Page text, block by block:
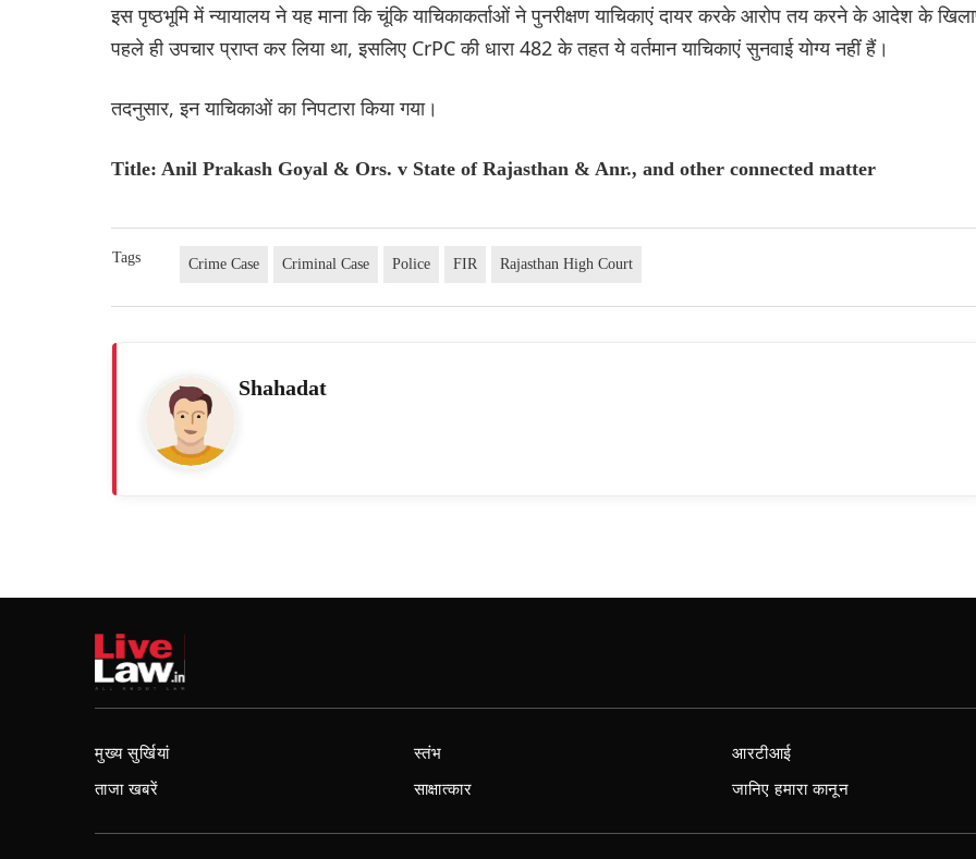
इस पृष्ठभूमि में न्यायालय ने यह माना कि चूंकि याचिकाकर्ताओं ने पुनरीक्षण याचिकाएं दायर करके आरोप तय करने के आदेश के
पहले ही उपचार प्राप्त कर लिया था, इसलिए CrPC की धारा 482 के तहत ये वर्तमान याचिकाएं सुनवाई योग्य नहीं हैं।
तदनुसार, इन याचिकाओं का निपटारा किया गया।
Title: Anil Prakash Goyal & Ors. v State of Rajasthan & Anr., and other connected matter
Tags Crime Case Criminal Case Police FIR Rajasthan High Court
Shahadat
मुख्य सुर्खियां
ताजा खबरें
स्तंभ
साक्षात्कार
आरटीआई
जानिए हमारा कानून